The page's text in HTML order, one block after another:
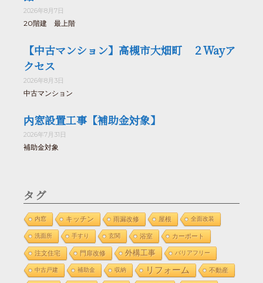
2026年8月7日
20階建 最上階
【中古マンション】高槻市大畑町 ２Wayア
クセス
2026年8月3日
中古マンション
内窓設置工事【補助金対象】
2026年7月31日
補助金対象
タグ
内窓 キッチン 雨漏改修 屋根 全面改装
洗面所 手すり 玄関 浴室 カーポート
注文住宅 門扉改修 外構工事 バリアフリー
中古戸建 補助金 収納 リフォーム 不動産